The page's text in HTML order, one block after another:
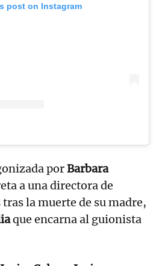
post on Instagram
porBarbara
a una directora de
la muerte de su madre,
que encarna al guionista